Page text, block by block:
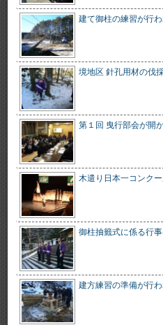
建て御柱の練習が行
境地区 針孔用材の伐
第１回 曳行部会が開
木遣り日本一コンク
御柱抽籤式に係る行
建方練習の準備が行